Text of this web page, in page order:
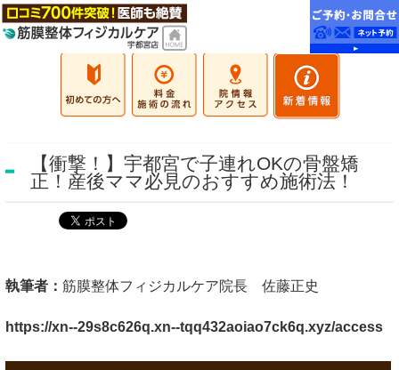
【衝撃！】宇都宮で子連れOKの骨盤矯
正！産後ママ必見のおすすめ施術法！
執筆者： 筋膜整体フィジカルケア院長 佐藤正史
https://xn--29s8c626q.xn--tqq432aoiao7ck6q.xyz/access